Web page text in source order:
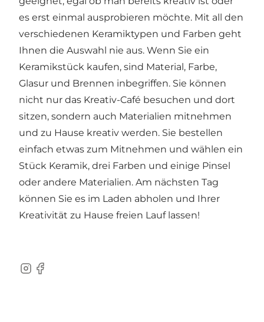
es erst einmal ausprobieren möchte. Mit all den
verschiedenen Keramiktypen und Farben geht
Ihnen die Auswahl nie aus. Wenn Sie ein
Keramikstück kaufen, sind Material, Farbe,
Glasur und Brennen inbegriffen. Sie können
nicht nur das Kreativ-Café besuchen und dort
sitzen, sondern auch Materialien mitnehmen
und zu Hause kreativ werden. Sie bestellen
einfach etwas zum Mitnehmen und wählen ein
Stück Keramik, drei Farben und einige Pinsel
oder andere Materialien. Am nächsten Tag
können Sie es im Laden abholen und Ihrer
Kreativität zu Hause freien Lauf lassen!
Instagram
Facebook